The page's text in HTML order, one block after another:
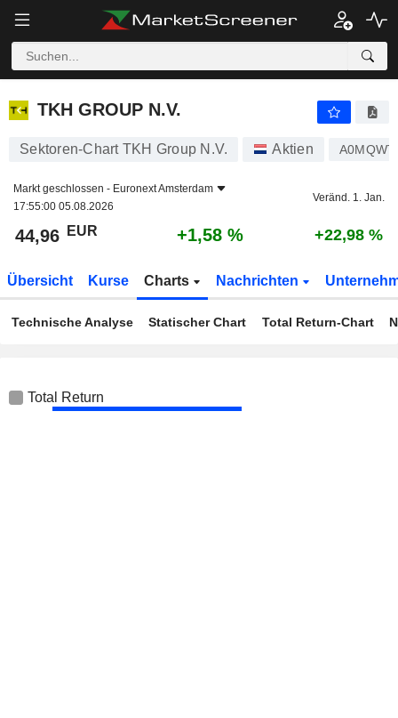
TKH GROUP N.V.
TKH GROUP N.V.
Sektoren-Chart TKH Group N.V. Aktien A0MQWT
Markt geschlossen - Euronext Amsterdam
17:55:00 05.08.2026
Veränd. 1. Jan.
44,96 EUR +1,58 % +22,98 %
Übersicht Kurse Charts Nachrichten
Technische Analyse Statischer Chart Total Return-Chart
Total Return